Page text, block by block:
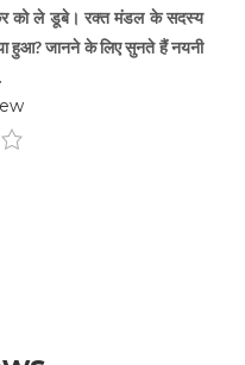
को ले डूबे। रक्त मंडल के सदस्य
हुआ? जानने के लिए सुनते हैं नयनी